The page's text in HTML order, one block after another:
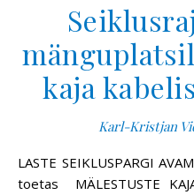
kaja
Karl-Kristjan
LASTE SEIKLUSPARGI AVAMINE Laste seiklusraja rajamist
toetas MÄLESTUSTE